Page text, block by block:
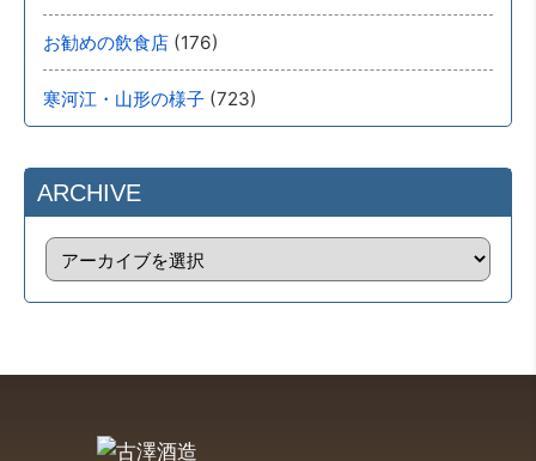
お勧めの飲食店 (176)
寒河江・山形の様子 (723)
ARCHIVE